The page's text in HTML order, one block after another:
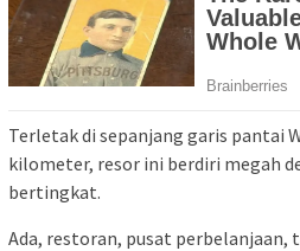
Terletak di sepanjang garis pantai
kilometer, resor ini berdiri megah
bertingkat.
Ada, restoran, pusat perbelanjaan,